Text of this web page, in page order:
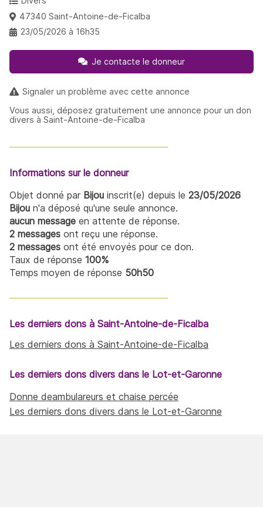
47340 Saint-Antoine-de-Ficalba
23/05/2026 à 16h35
Je contacte le donneur
Signaler un problème avec cette annonce
Vous aussi, déposez gratuitement une annonce pour un don
divers à Saint-Antoine-de-Ficalba
Informations sur le donneur
Objet donné par Bijou inscrit(e) depuis le 23/05/2026
Bijou n'a déposé qu'une seule annonce.
aucun message en attente de réponse.
2 messages ont reçu une réponse.
2 messages ont été envoyés pour ce don.
Taux de réponse 100%
Temps moyen de réponse 50h50
Les derniers dons à Saint-Antoine-de-Ficalba
Les derniers dons à Saint-Antoine-de-Ficalba
Les derniers dons divers dans le Lot-et-Garonne
Donne deambulareurs et chaise percée
Les derniers dons divers dans le Lot-et-Garonne